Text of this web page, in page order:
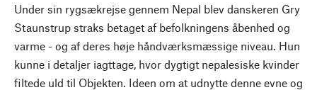
Under sin rygsækrejse gennem Nepal blev danskeren Gry
Staunstrup straks betaget af befolkningens åbenhed og
varme - og af deres høje håndværksmæssige niveau. Hun
kunne i detaljer iagttage, hvor dygtigt nepalesiske kvinder
filtede uld til Objekten. Ideen om at udnytte denne evne og